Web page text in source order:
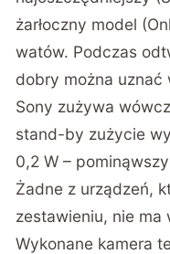
żarłoczny model
watów. Podczas
dobry można uznać
Sony zużywa
stand-by zużycie
0,2 W –
Żadne z urządzeń,
zestawieniu, nie ma
Wykonane kamera